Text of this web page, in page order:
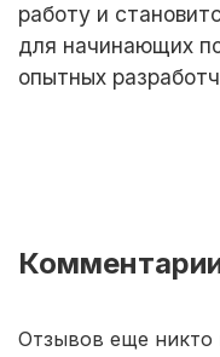
работу и
для начинающих
опытных
Отзывов еще никто